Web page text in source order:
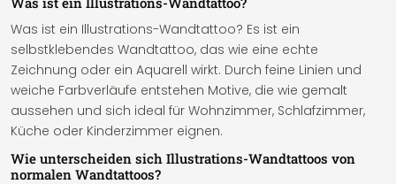
Was ist ein Illustrations-Wandtattoo? Es ist ein
selbstklebendes Wandtattoo, das wie eine echte
Zeichnung oder ein Aquarell wirkt. Durch feine Linien und
weiche Farbverläufe entstehen Motive, die wie gemalt
aussehen und sich ideal für Wohnzimmer, Schlafzimmer,
Küche oder Kinderzimmer eignen.
Wie unterscheiden sich Illustrations-Wandtattoos von
normalen Wandtattoos?